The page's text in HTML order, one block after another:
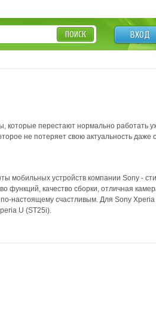
ВХОД
ПОИСК
перестают нормально работать
не потеряет свою актуальность даже
мобильных устройств компании Sony -
функций, качество сборки, отличная
настоящему счастливым. Для Sony
U (ST25i).